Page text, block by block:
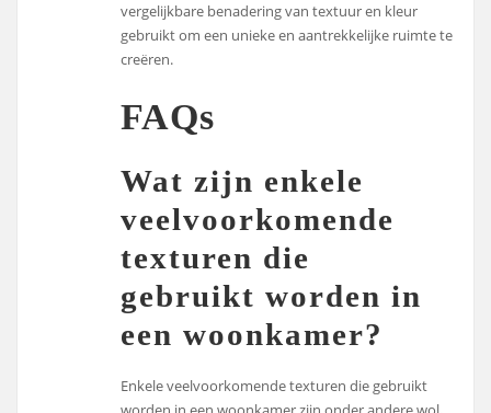
vergelijkbare benadering van textuur en kleur
gebruikt om een unieke en aantrekkelijke ruimte te
creëren.
FAQs
Wat zijn enkele
veelvoorkomende
texturen die
gebruikt worden in
een woonkamer?
Enkele veelvoorkomende texturen die gebruikt